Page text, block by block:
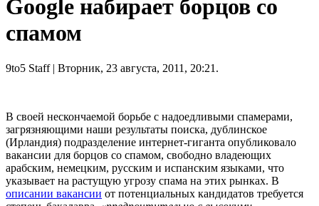
Google набирает борцов со
спамом
9to5 Staff| Вторник, 23 августа, 2011, 20:21.
В своей нескончаемой борьбе с надоедливыми спамерами,
загрязняющими наши результаты поиска, дублинское
(Ирландия) подразделение интернет-гиганта опубликовало
вакансии для борцов со спамом, свободно владеющих
арабским, немецким, русским и испанским языками, что
указывает на растущую угрозу спама на этих рынках. В
описании вакансии от потенциальных кандидатов требуется